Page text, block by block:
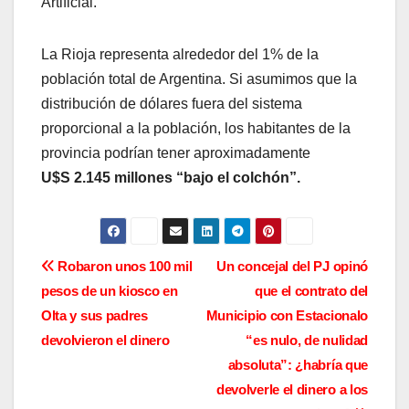
La Rioja representa alrededor del 1% de la
población total de Argentina. Si asumimos que la
distribución de dólares fuera del sistema
proporcional a la población, los habitantes de la
provincia podrían tener aproximadamente
U$S 2.145 millones “bajo el colchón”.
N
a
v
Un concejal del PJ opinó
que el contrato del
Municipio con Estacionalo
“es nulo, de nulidad
absoluta”: ¿habría que
devolverle el dinero a los
Robaron unos 100 mil
pesos de un kiosco en
Olta y sus padres
devolvieron el dinero